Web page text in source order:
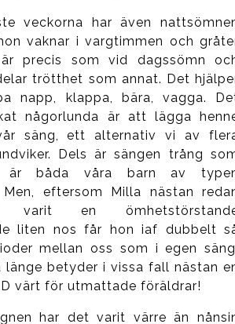
veckorna har även
vaknar i vargtimmen och
precis som vid dagssömn
trötthet som annat. Det
napp, klappa, bära, vagga.
någorlunda är att lägga
säng, ett alternativ vi av
Dels är sängen trång
är båda våra barn av
Men, eftersom Milla nästan
varit en
liten nos får hon iaf dubbelt
mellan oss som i egen
länge betyder i vissa fall nästan
värt för utmattade föräldrar!
har det varit värre än